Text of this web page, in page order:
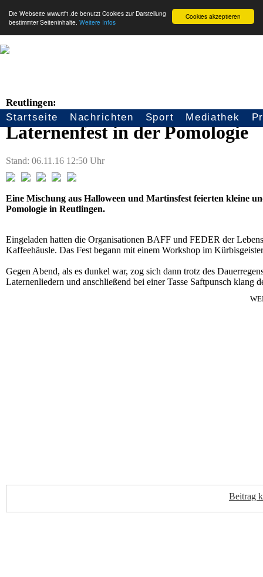
Cookies akzeptieren
Die Webseite www.rtf1.de benutzt Cookies zur Darstellung
bestimmter Seiteninhalte. Weitere Infos
Seitennavigation
Startseite Nachrichten Sport Mediathek
Reutlingen:
Laternenfest in der Pomologie
Stand: 06.11.16 12:50 Uhr
Eine Mischung aus Halloween und Martinsfest feierten kleine
Pomologie in Reutlingen.
Eingeladen hatten die Organisationen BAFF und FEDER der
Kaffeehäusle. Das Fest begann mit einem Workshop im
Gegen Abend, als es dunkel war, zog sich dann trotz des
Laternenliedern und anschließend bei einer Tasse Saftpunsch klang
Beitrag